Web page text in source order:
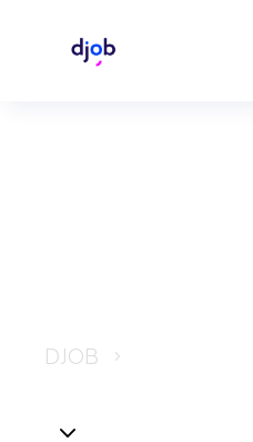
DJOB 5
3